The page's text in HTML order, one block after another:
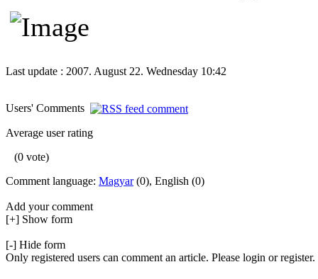
Last update : 2007. August 22. Wednesday 10:42
Users' Comments
Average user rating
(0 vote)
Comment language: Magyar(0), English (0)
Add your comment
[+] Show form
[-] Hide form
Only registered users can comment an article. Please login or register.